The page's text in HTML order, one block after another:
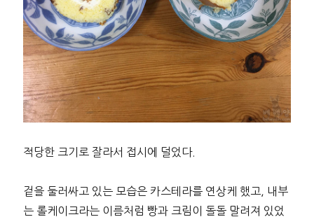
적당한 크기로 잘라서 접시에 덜었다.
겉을 둘러싸고 있는 모습은 카스테라를 연상케 했고, 내부
는 롤케이크라는 이름처럼 빵과 크림이 돌돌 말려져 있었